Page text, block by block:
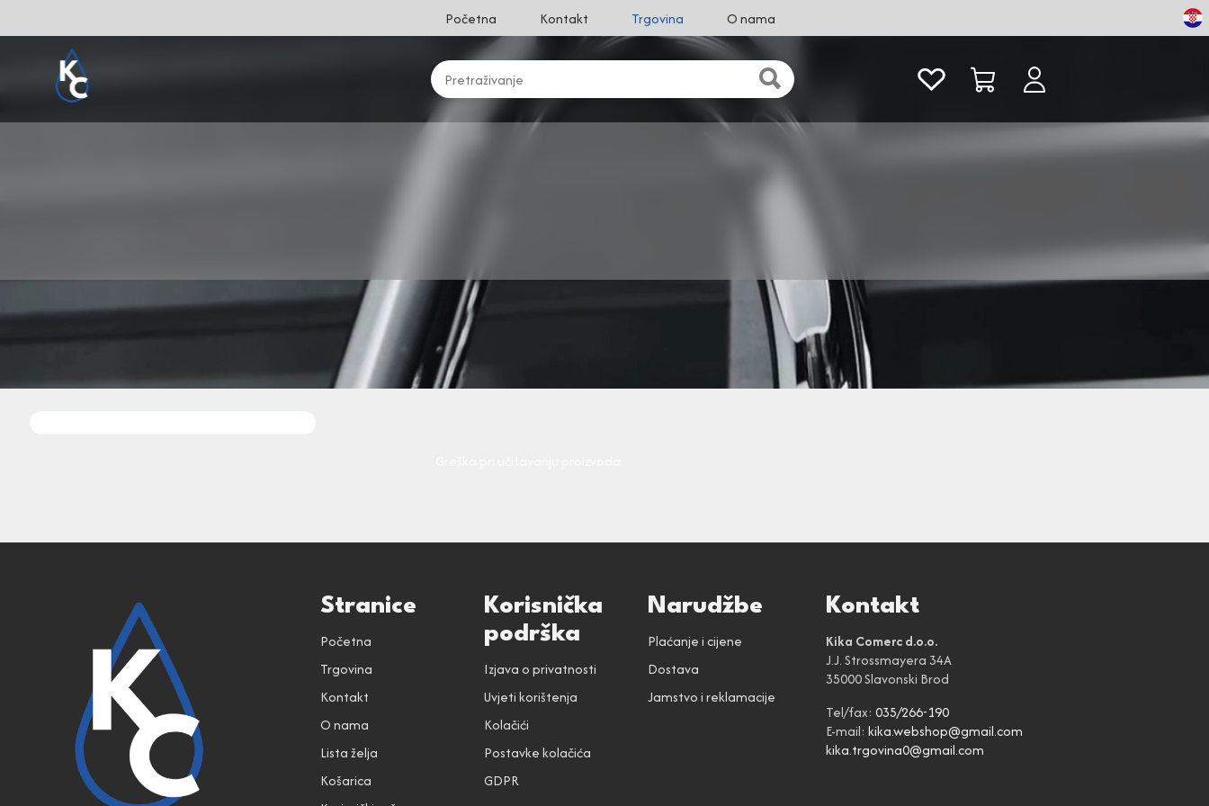
Početna Kontakt Trgovina O nama
Stranice
Početna
Trgovina
Kontakt
O nama
Lista želja
Košarica
Korisnička
podrška
Izjava o privatnosti
Uvjeti korištenja
Kolačići
Postavke kolačića
GDPR
Narudžbe
Plaćanje i cijene
Dostava
Jamstvo i reklamacije
Kontakt
Kika Comerc d.o.o.
J.J. Strossmayera 34A
35000 Slavonski Brod
Tel/fax: 035/266-190
E-mail: kika.webshop@gmail.com
kika.trgovina0@gmail.com